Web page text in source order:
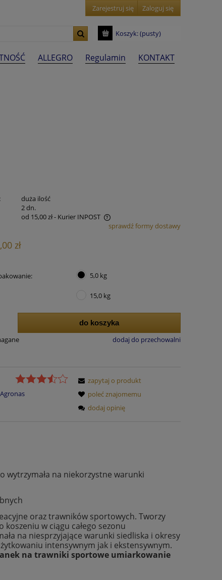
Zarejestruj się Zaloguj się
Koszyk:(pusty)
ALLEGRO Regulamin KONTAKT
duża ilość
2 dn.
od 15,00 zł- Kurier INPOST
sprawdź formy dostawy
zł
5,0 kg
15,0 kg
do koszyka
dodaj do przechowalni
Agronas
zapytaj o produkt
poleć znajomemu
dodaj opinię
wytrzymała na niekorzystne warunki
oraz trawników sportowych. Tworzy
w ciągu całego sezonu
na niesprzyjające warunki siedliska i okresy
intensywnym jak i ekstensywnym.
na trawniki sportowe umiarkowanie